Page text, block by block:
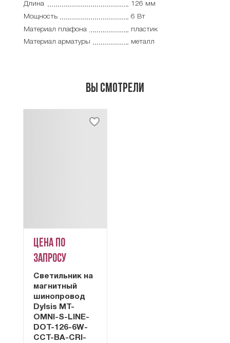
Длина
126 мм
Мощность
6 Вт
Материал плафона
пластик
Материал арматуры
металл
Вы смотрели
Цена по
запросу
Cветильник на
магнитный
шинопровод
Dylsis MT-
OMNI-S-LINE-
DOT-126-6W-
CCT-BA-CRI-